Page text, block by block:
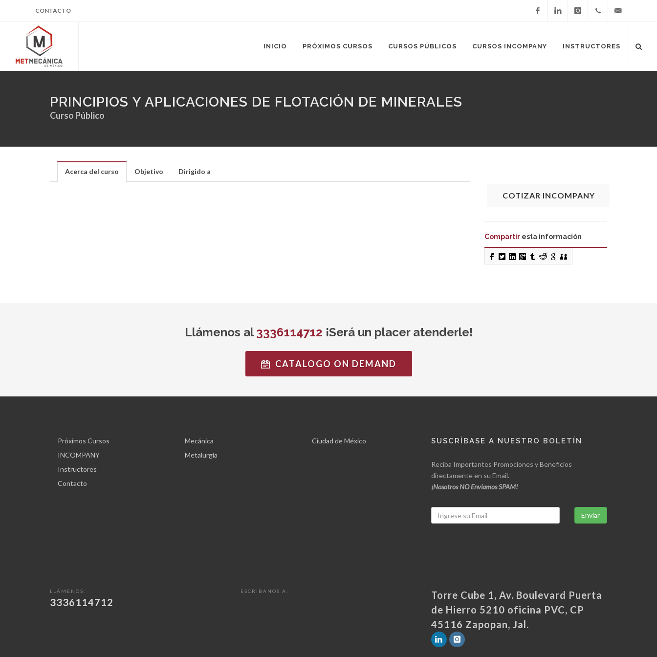
CONTACTO
INICIO PRÓXIMOS CURSOS CURSOS PÚBLICOS CURSOS INCOMPANY INSTRUCTORES
PRINCIPIOS Y APLICACIONES DE FLOTACIÓN DE MINERALES
Curso Público
Acerca del curso Objetivo Dirigido a
COTIZAR INCOMPANY
Compartir esta información
Llámenos al3336114712 ¡Será un placer atenderle!
CATALOGO ON DEMAND
Próximos Cursos
INCOMPANY
Instructores
Contacto
Mecánica
Metalurgia
Ciudad de México SUSCRÍBASE A NUESTRO BOLETÍN
Reciba Importantes Promociones y Beneficios
directamente en su Email.
¡Nosotros NO Enviamos SPAM!
Enviar
LLÁMENOS:
3336114712
ESCRÍBANOS A:
Torre Cube 1, Av. Boulevard Puerta
de Hierro 5210 oficina PVC, CP
45116 Zapopan, Jal.